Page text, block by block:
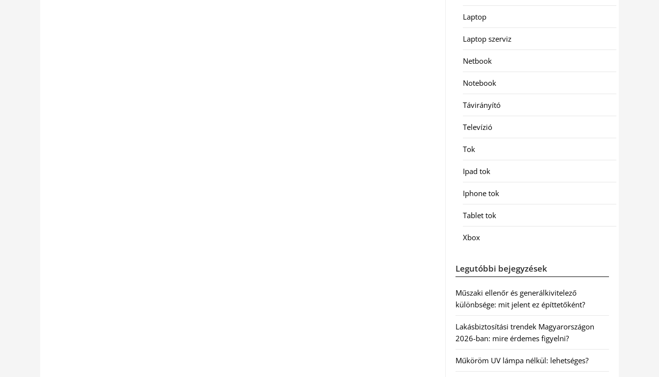
Laptop
Laptop szerviz
Netbook
Notebook
Távirányító
Televízió
Tok
Ipad tok
Iphone tok
Tablet tok
Xbox
Legutóbbi bejegyzések
Műszaki ellenőr és generálkivitelező
különbsége: mit jelent ez építtetőként?
Lakásbiztosítási trendek Magyarországon
2026-ban: mire érdemes figyelni?
Műköröm UV lámpa nélkül: lehetséges?